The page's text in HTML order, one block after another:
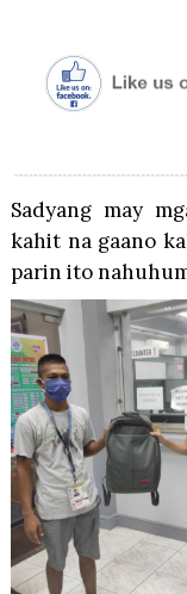
Sadyang may
kahit na gaano
parin ito